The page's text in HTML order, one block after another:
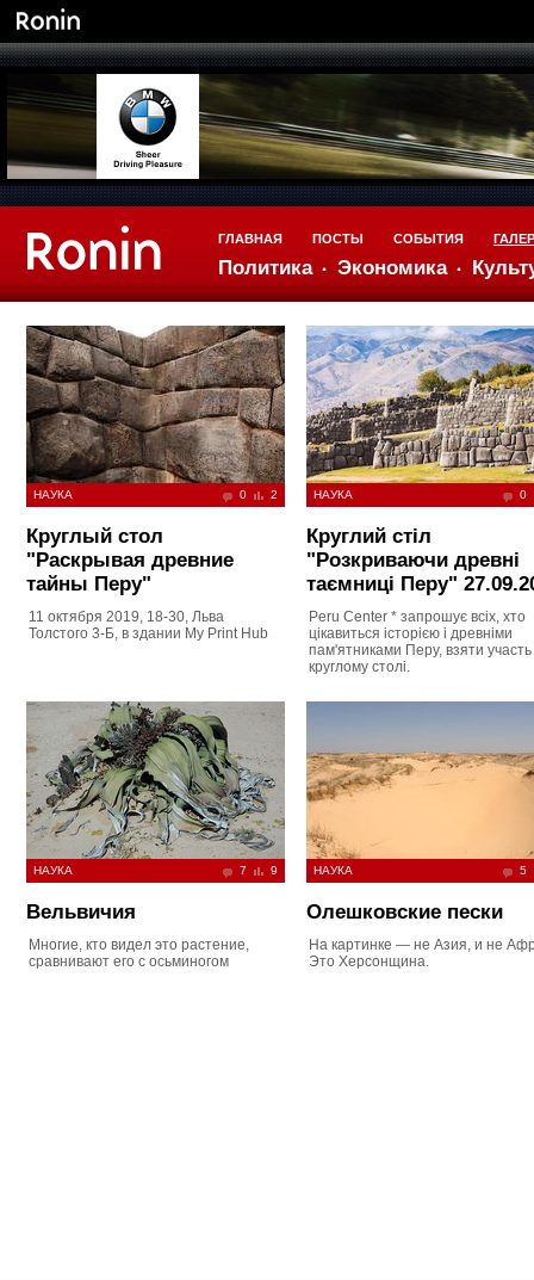
ГЛАВНАЯ
Политика Экономика
ПОСТЫ СОБЫТИЯ
НАУКА 0 2
Круглый стол
"Раскрывая древние
тайны Перу"
11 октября 2019, 18-30, Льва
Толстого 3-Б, в здании My Print Hub
НАУКА 0
Круглий стіл
"Розкриваючи древні
таємниці Перу"
Peru Center * запрошує всіх, хто
цікавиться історією і древніми
пам'ятниками Перу, взяти участь
круглому столі.
НАУКА 7 9
Вельвичия
Многие, кто видел это растение,
сравнивают его с осьминогом
НАУКА 5
Олешковские пески
На картинке — не Азия, и не
Это Херсонщина.